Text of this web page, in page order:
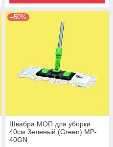
–50%
Швабра МОП для уборки
40см Зеленый (Green) MP-
40GN